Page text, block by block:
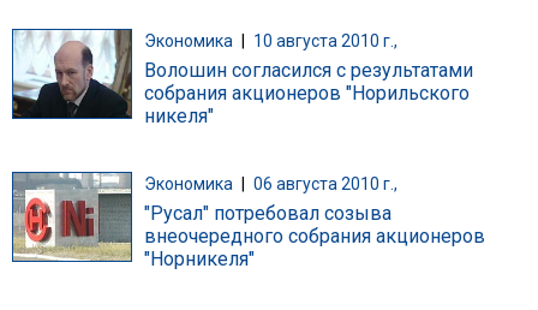
Экономика 10 августа 2010 г.,
Волошин согласился с результатами
собрания акционеров "Норильского
никеля"
Экономика 06 августа 2010 г.,
"Русал" потребовал созыва
внеочередного собрания акционеров
"Норникеля"